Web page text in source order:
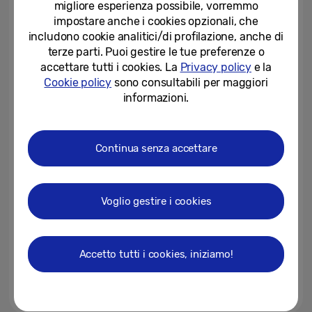
tascabile si rinnova
11-07-2025
[Galaxy Unpacked 2025]
Galaxy Z Fold7: nasce un nuovo
standard per il design...
Samsung Galaxy Z Fold7: un
smartphone
09-07-2025
Series: comfort estremo, dal
sonno all’allenamento
migliore esperienza possibile, vorremmo
impostare anche i cookies opzionali, che
includono cookie analitici/di profilazione, anche di
terze parti. Puoi gestire le tue preferenze o
accettare tutti i cookies. La Privacy policye la
Cookie policy sono consultabili per maggiori
informazioni.
Continua senza accettare
Voglio gestire i cookies
Accetto tutti i cookies, iniziamo!